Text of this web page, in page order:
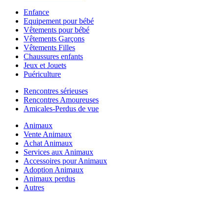
Enfance
Equipement pour bébé
Vêtements pour bébé
Vêtements Garçons
Vêtements Filles
Chaussures enfants
Jeux et Jouets
Puériculture
Rencontres sérieuses
Rencontres Amoureuses
Amicales-Perdus de vue
Animaux
Vente Animaux
Achat Animaux
Services aux Animaux
Accessoires pour Animaux
Adoption Animaux
Animaux perdus
Autres